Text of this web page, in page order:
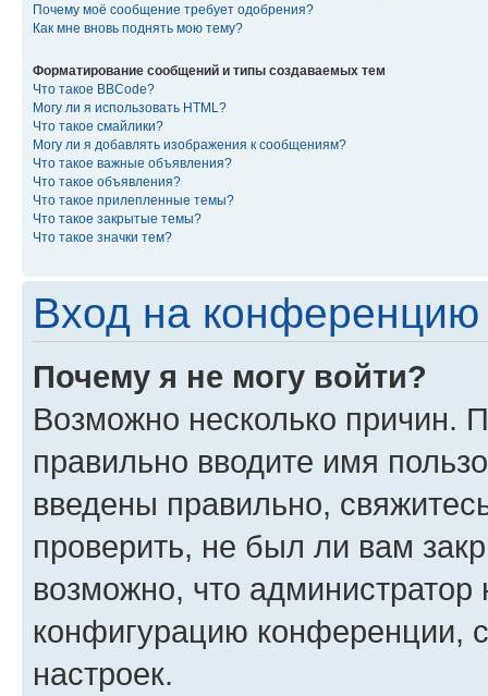
Почему моё сообщение требует одобрения?
Как мне вновь поднять мою тему?
Форматирование сообщений и типы создаваемых тем
Что такое BBCode?
Могу ли я использовать HTML?
Что такое смайлики?
Могу ли я добавлять изображения к сообщениям?
Что такое важные объявления?
Что такое объявления?
Что такое прилепленные темы?
Что такое закрытые темы?
Что такое значки тем?
Вход на конференцию
Почему я не могу войти?
Возможно несколько причин.
правильно вводите имя
введены правильно,
проверить, не был ли вам
возможно, что администратор
конфигурацию конференции,
настроек.